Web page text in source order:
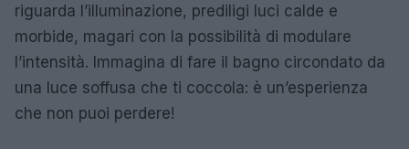
riguarda l’illuminazione, prediligi luci calde e
morbide, magari con la possibilità di modulare
l’intensità. Immagina di fare il bagno circondato da
una luce soffusa che ti coccola: è un’esperienza
che non puoi perdere!